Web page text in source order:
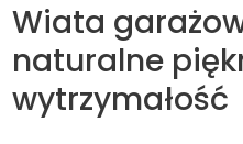
Wiata
naturalne
wytrzymałość